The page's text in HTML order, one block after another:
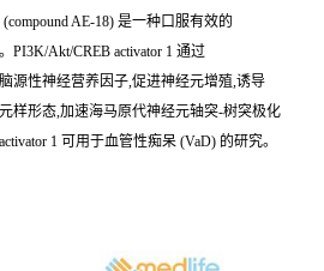
AE-18) 是一种口服有效的
PI3K/Akt/CREB activator 1 通过
源性神经营养因子,促进神经元增殖,诱导
样形态,加速海马原代神经元轴突-树突极化
1 可用于血管性痴呆 (VaD) 的研究。